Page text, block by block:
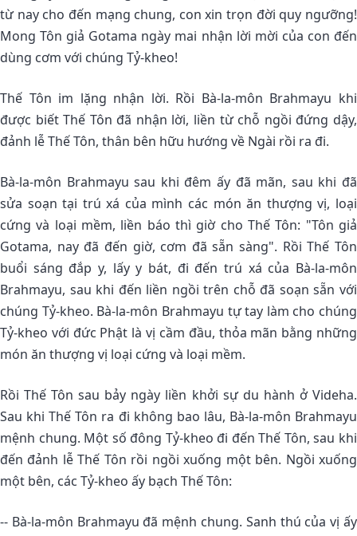
từ nay cho đến mạng chung, con xin trọn đời quy ngưỡng!
Mong Tôn giả Gotama ngày mai nhận lời mời của con đến
dùng cơm với chúng Tỷ-kheo!
Thế Tôn im lặng nhận lời. Rồi Bà-la-môn Brahmayu khi
được biết Thế Tôn đã nhận lời, liền từ chỗ ngồi đứng dậy,
đảnh lễ Thế Tôn, thân bên hữu hướng về Ngài rồi ra đi.
Bà-la-môn Brahmayu sau khi đêm ấy đã mãn, sau khi đã
sửa soạn tại trú xá của mình các món ăn thượng vị, loại
cứng và loại mềm, liền báo thì giờ cho Thế Tôn: "Tôn giả
Gotama, nay đã đến giờ, cơm đã sẵn sàng". Rồi Thế Tôn
buổi sáng đắp y, lấy y bát, đi đến trú xá của Bà-la-môn
Brahmayu, sau khi đến liền ngồi trên chỗ đã soạn sẵn với
chúng Tỷ-kheo. Bà-la-môn Brahmayu tự tay làm cho chúng
Tỷ-kheo với đức Phật là vị cầm đầu, thỏa mãn bằng những
món ăn thượng vị loại cứng và loại mềm.
Rồi Thế Tôn sau bảy ngày liền khởi sự du hành ở Videha.
Sau khi Thế Tôn ra đi không bao lâu, Bà-la-môn Brahmayu
mệnh chung. Một số đông Tỷ-kheo đi đến Thế Tôn, sau khi
đến đảnh lễ Thế Tôn rồi ngồi xuống một bên. Ngồi xuống
một bên, các Tỷ-kheo ấy bạch Thế Tôn:
-- Bà-la-môn Brahmayu đã mệnh chung. Sanh thú của vị ấy